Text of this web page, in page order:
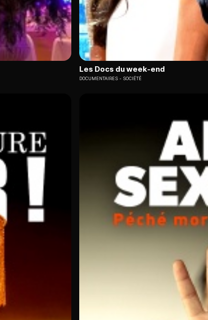
Les Docs du week-end
DOCUMENTAIRES SOCIÉTÉ